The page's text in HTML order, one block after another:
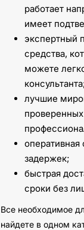
работает
имеет
экспертный
средства,
можете
лучшие
задержек;
быстрая
сроки без
Все необходимое
найдете в одном